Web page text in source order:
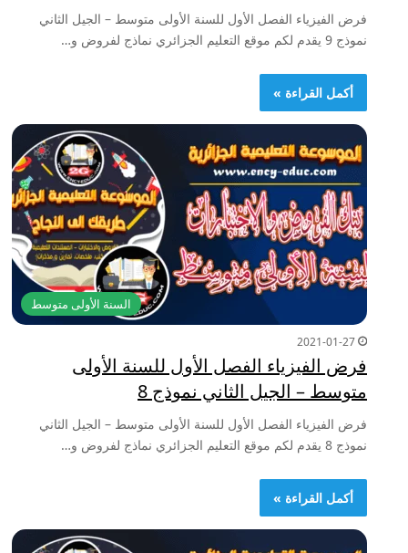
فرض الفيزياء الفصل الأول للسنة الأولى متوسط – الجيل الثاني
نموذج 9 يقدم لكم موقع التعليم الجزائري نماذج لفروض و…
أكمل القراءة »
السنة الأولى متوسط
2021-01-27
فرض الفيزياء الفصل الأول للسنة الأولى
متوسط – الجيل الثاني نموذج 8
فرض الفيزياء الفصل الأول للسنة الأولى متوسط – الجيل الثاني
نموذج 8 يقدم لكم موقع التعليم الجزائري نماذج لفروض و…
أكمل القراءة »